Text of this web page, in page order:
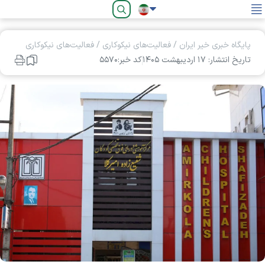
فارسی
پایگاه خبری خیر ایران /فعالیت‌های نیکوکاری /فعالیت‌های نیکوکاری
تاریخ انتشار: ۱۷ ارديبهشت ۱۴۰۵
کد خبر:۵۵۷۰